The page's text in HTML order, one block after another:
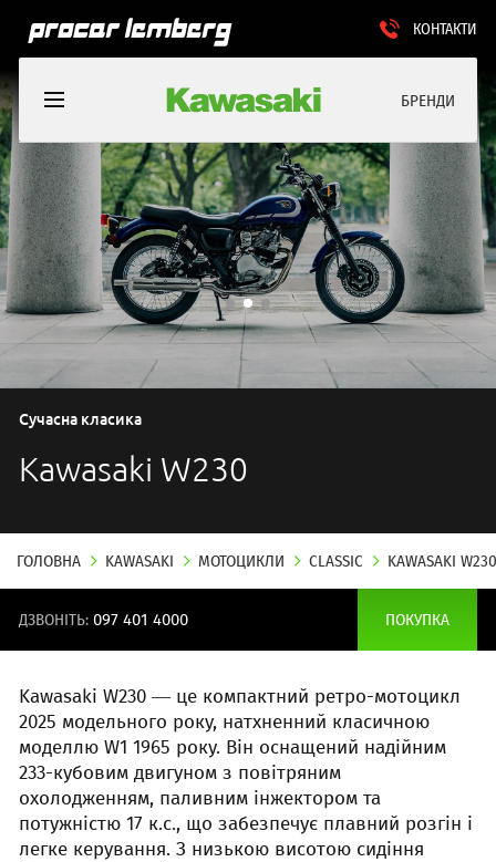
КОНТАКТИ
БРЕНДИ
Сучасна класика
Kawasaki W230
ГОЛОВНА KAWASAKI МОТОЦИКЛИ CLASSIC KAWASAKI W230
ПОКУПКА
ДЗВОНІТЬ: 097 401 4000
Kawasaki W230 — це компактний ретро-мотоцикл
2025 модельного року, натхненний класичною
моделлю W1 1965 року. Він оснащений надійним
233-кубовим двигуном з повітряним
охолодженням, паливним інжектором та
потужністю 17 к.с., що забезпечує плавний розгін і
легке керування. З низькою висотою сидіння